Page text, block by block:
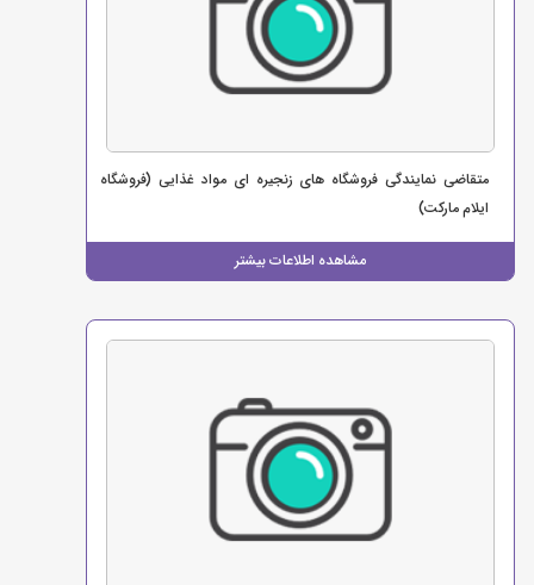
مشاهده اطلاعات بیشتر
متقاضی نمایندگی فروشگاه های زنجیره ای مواد غذایی (فروشگاه
ایلام مارکت)